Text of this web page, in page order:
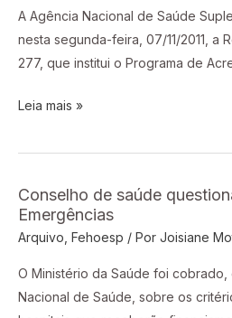
A Agência Nacional de Saúde
nesta segunda-feira, 07/11/2011, a
277, que institui o Programa de
de
Acreditação
de
Leia mais »
Conselho de saúde
Emergências
Arquivo Fehoesp / Por Joisiane
O Ministério da Saúde foi
Nacional de Saúde, sobre os
Conselho
de
saúde
questiona
critério
do